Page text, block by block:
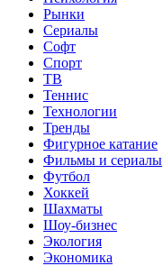
Рынки
Сериалы
Софт
Спорт
ТВ
Теннис
Технологии
Тренды
Фигурное катание
Фильмы и сериалы
Футбол
Хоккей
Шахматы
Шоу-бизнес
Экология
Экономика